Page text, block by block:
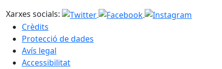
Xarxes socials:
Crèdits
Protecció de dades
Avís legal
Accessibilitat